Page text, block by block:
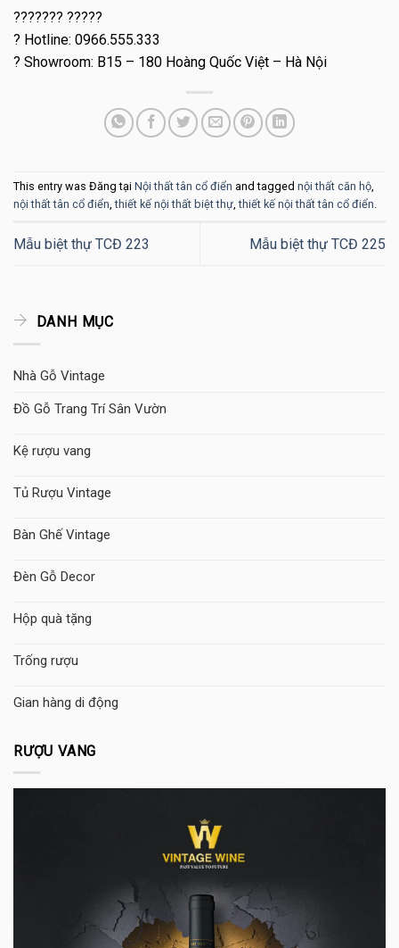
??????? ?????
? Hotline: 0966.555.333
? Showroom: B15 – 180 Hoàng Quốc Việt – Hà Nội
This entry was Đăng tại Nội thất tân cổ điển and tagged nội thất căn hộ
nội thất tân cổ điển ,thiết kế nội thất biệt thự ,thiết kế nội thất tân cổ điển
Mẫu biệt thự TCĐ 223 Mẫu biệt thự TCĐ 225
DANH MỤC
Nhà Gỗ Vintage
Đồ Gỗ Trang Trí Sân Vườn
Kệ rượu vang
Tủ Rượu Vintage
Bàn Ghế Vintage
Đèn Gỗ Decor
Hộp quà tặng
Trống rượu
Gian hàng di động
RƯỢU VANG